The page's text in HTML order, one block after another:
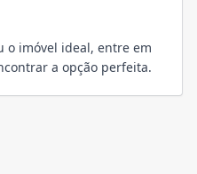
o imóvel ideal, entre em
a opção perfeita.